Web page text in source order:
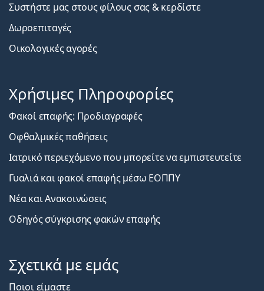
Συστήστε μας στους φίλους σας & κερδίστε
Δωροεπιταγές
Οικολογικές αγορές
Χρήσιμες Πληροφορίες
Φακοί επαφής: Προδιαγραφές
Οφθαλμικές παθήσεις
Ιατρικό περιεχόμενο που μπορείτε να εμπιστευτείτε
Γυαλιά και φακοί επαφής μέσω ΕΟΠΠΥ
Νέα και Ανακοινώσεις
Οδηγός σύγκρισης φακών επαφής
Σχετικά με εμάς
Ποιοι είμαστε